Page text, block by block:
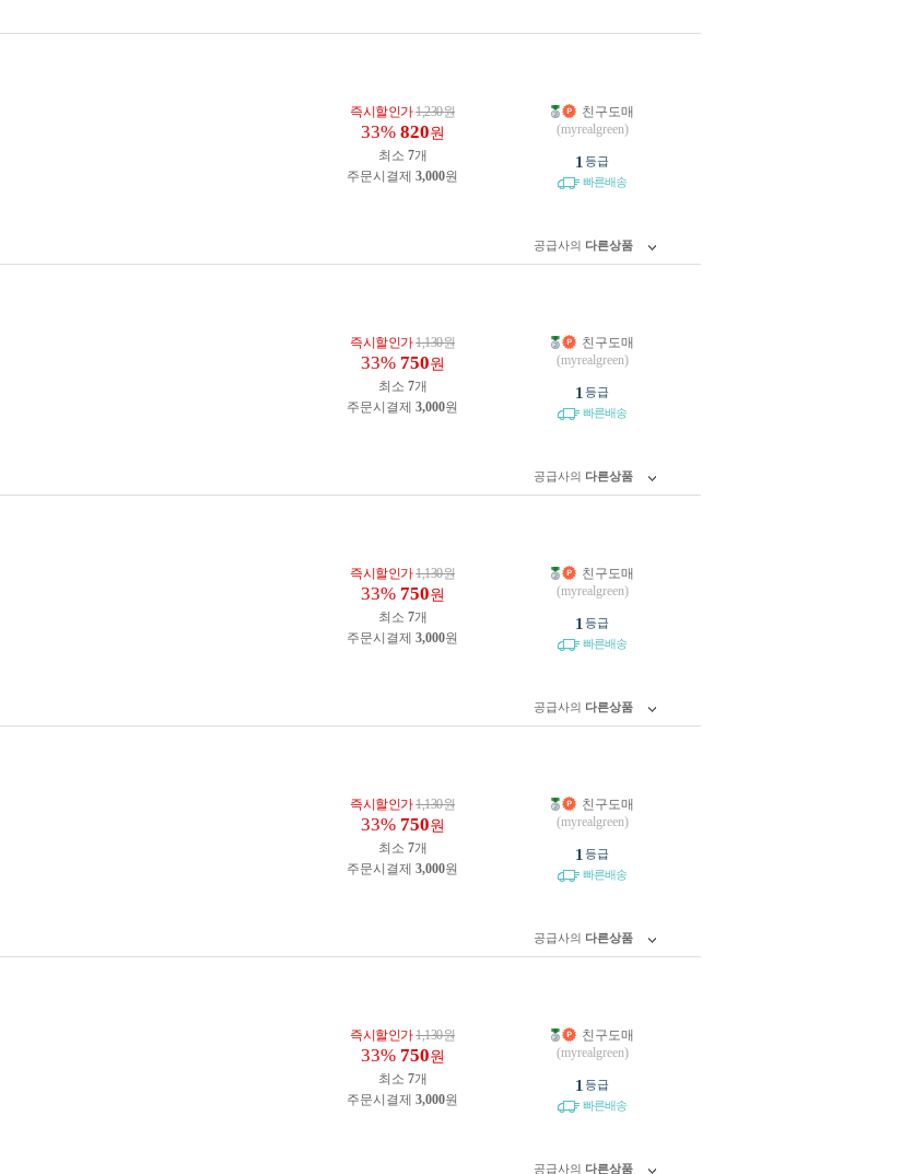
즉시할인가1,230원
33% 820원
최소 7개
주문시결제 3,000원
친구도매
(myrealgreen)
1 등급
빠른배송
공급사의 다른상품
즉시할인가1,130원
33% 750원
최소 7개
주문시결제 3,000원
친구도매
(myrealgreen)
1 등급
빠른배송
공급사의 다른상품
즉시할인가1,130원
33% 750원
최소 7개
주문시결제 3,000원
친구도매
(myrealgreen)
1 등급
빠른배송
공급사의 다른상품
즉시할인가1,130원
33% 750원
최소 7개
주문시결제 3,000원
친구도매
(myrealgreen)
1 등급
빠른배송
공급사의 다른상품
즉시할인가1,130원
33% 750원
최소 7개
주문시결제 3,000원
친구도매
(myrealgreen)
1 등급
빠른배송
공급사의 다른상품